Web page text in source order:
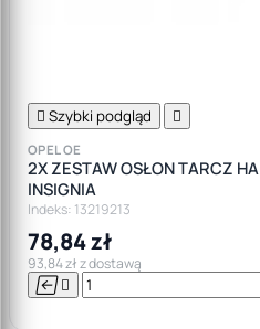
 Szybki podgląd 
OPEL OE
2X ZESTAW OSŁON TARCZ
INSIGNIA
Indeks: 13219213
78,84 zł
93,84 zł z dostawą
 